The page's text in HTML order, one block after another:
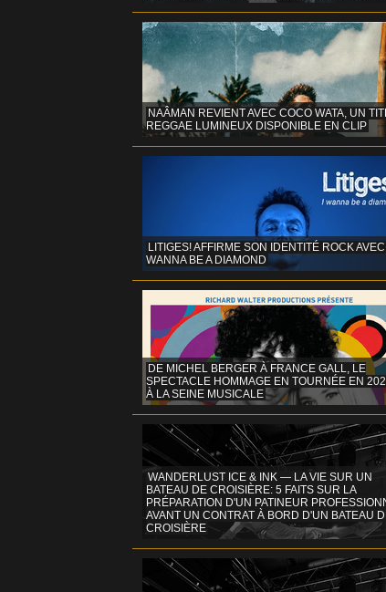
NAÂMAN REVIENT AVEC COCO WATA, UN
REGGAE LUMINEUX DISPONIBLE EN CLIP
LITIGES! AFFIRME SON IDENTITÉ ROCK AVEC I
WANNA BE A DIAMOND
DE MICHEL BERGER À FRANCE GALL, LE
SPECTACLE HOMMAGE EN TOURNÉE EN
À LA SEINE MUSICALE
WANDERLUST ICE & INK — LA VIE SUR UN
BATEAU DE CROISIÈRE: 5 FAITS SUR LA
PRÉPARATION D'UN PATINEUR
AVANT UN CONTRAT À BORD D'UN BATEAU
CROISIÈRE